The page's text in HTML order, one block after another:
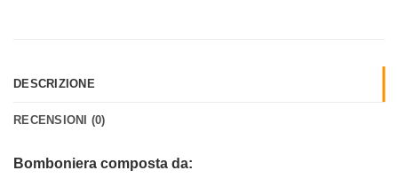
DESCRIZIONE
RECENSIONI (0)
Bomboniera composta da: